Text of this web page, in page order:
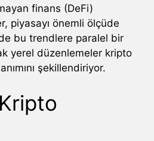
finans (DeFi)
piyasayı önemli ölçüde
bu trendlere paralel bir
yerel düzenlemeler kripto
şekillendiriyor.